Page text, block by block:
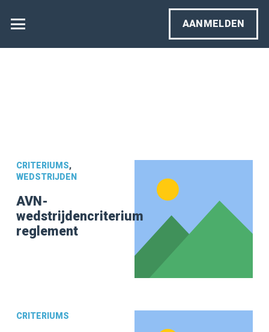
AANMELDEN
CRITERIUMS,
WEDSTRIJDEN
AVN-
wedstrijdencriterium
reglement
CRITERIUMS